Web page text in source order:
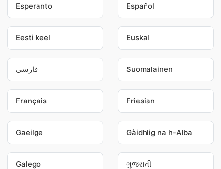
Esperanto Español
Eesti keel Euskal
فارسی Suomalainen
Français Friesian
Gaeilge Gàidhlig na h-Alba
Galego ગુજરાતી